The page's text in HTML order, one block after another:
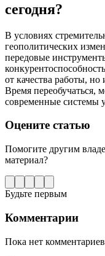
сегодня?
В условиях
геополитических
передовые
от качества работы,
Время переобучаться,
современные системы
Оцените статью
Помогите другим
материал?
Будьте первым
Комментарии
Пока нет